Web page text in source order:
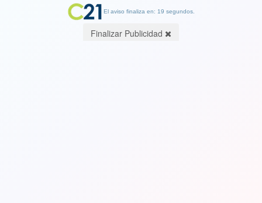
El aviso finaliza en: 19 segundos.
Finalizar Publicidad